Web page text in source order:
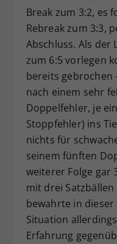
Break zum 3:2, es
Rebreak zum 3:3,
Abschluss. Als
zum 6:5 vorlegen
bereits gebrochen
nach einem sehr
Doppelfehler, je
Stoppfehler) ins
nichts für
seinem fünften
weiterer Folge gar
mit drei
bewahrte in
Situation
Erfahrung